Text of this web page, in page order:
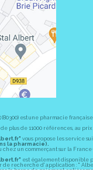
(80300) est une pharmacie française
plus de 11000 références, au
vous propose les service
la pharmacie).
chez un commerçant sur la
est également disponible
recherche d' application : "
la borne de paiement